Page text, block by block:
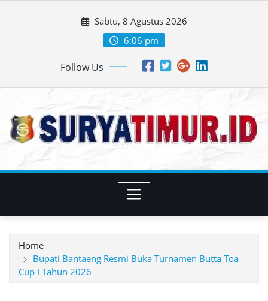
Sabtu, 8 Agustus 2026
6:06 pm
Follow Us
Home
Bupati Bantaeng Resmi Buka Turnamen Butta Toa
Cup I Tahun 2026